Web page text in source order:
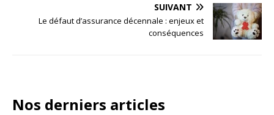
SUIVANT
Le défaut d’assurance décennale : enjeux et
conséquences
Nos derniers articles